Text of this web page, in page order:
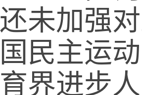
还未加强
国民主运
育界进步